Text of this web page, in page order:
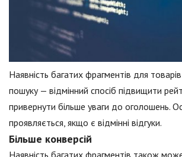
Наявність багатих фрагментів для
пошуку — відмінний спосіб підвищити
привернути більше уваги до оголошень.
проявляється, якщо є відмінні відгуки.
Більше конверсій
Наявність багатих фрагментів також